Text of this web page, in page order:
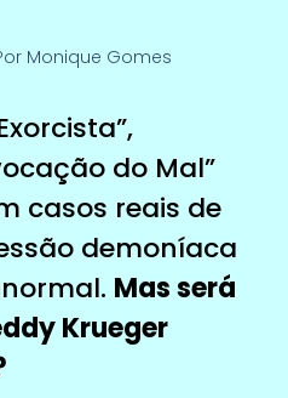
Monique Gomes
do Mal”
casos reais de
demoníaca
Mas será
Krueger